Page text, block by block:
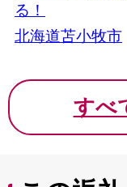
る！
北海道苫小牧市
すべ